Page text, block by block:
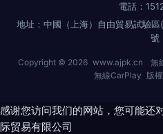
電話：
地址：中國（上海）自由貿易試驗
號
Copyright © 2026 www.ajpk.cn 無
無線CarPlay 版
感谢您访问我们的网站，您可能还
际贸易有限公司